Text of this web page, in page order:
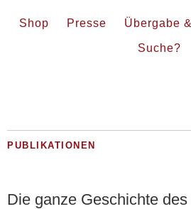
Shop Presse Übergabe
Suche?
PUBLIKATIONEN
Die ganze Geschichte